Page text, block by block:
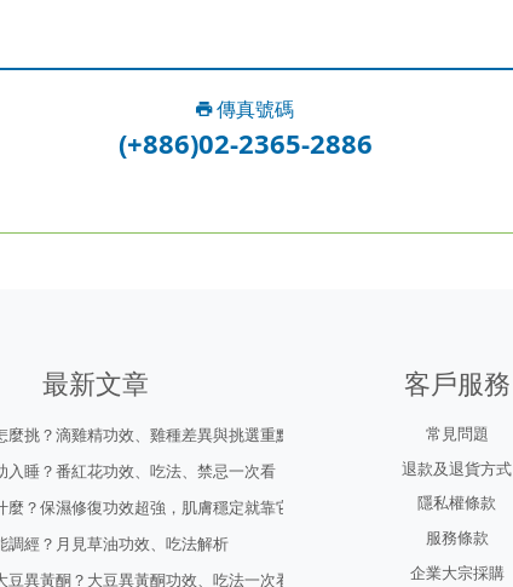
傳真號碼
(+886)02-2365-2886
最新文章
麼挑？滴雞精功效、雞種差異與挑選重點
入睡？番紅花功效、吃法、禁忌一次看
麼？保濕修復功效超強，肌膚穩定就靠它！
調經？月見草油功效、吃法解析
豆異黃酮？大豆異黃酮功效、吃法一次看
客戶服務
常見問題
退款及退貨方式
隱私權條款
服務條款
企業大宗採購